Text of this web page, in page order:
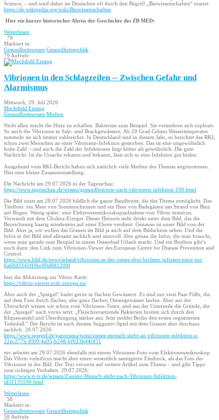
Science, – und wird daher im Deutschen oft durch den Begriff „Biowissenschaften“ ersetzt:
https://de.wikipedia.org/wiki/Biowissenschaften
Hier ein kurzer historischer Abriss der Geschichte des ZB MED:
Weiterlesen
79
Markiert in:
Gesundheitswesen Gesundheitspolitik
79 Aufrufe
Vibrionen in den Schlagzeilen -- Zwischen Gefahr und
Alarmismus
Mittwoch, 29. Juli 2026
Mechthild Eissing
Gesundheitswesen Medien
Nicht allen macht die Hitze zu schaffen. Bakterien zum Beispiel. Sie vermehren sich explosiv.
So auch die Vibrionen in Salz- und Brackgewässern. Ab 20 Grad Celsius Wassertemperatur
tummeln sie sich immer zahlreicher. In Deutschland sind in diesem Jahr, so berichtet das RKI,
schon zwei Menschen an einer Vibrionen-Infektion gestorben. Das ist eine ungewöhnlich
hohe Zahl – und auch die Zahl der Infektionen liegt höher als gewöhnlich. Die gute
Nachricht: Ist die Ursache erkannt und bekannt, lässt sich so eine Infektion gut heilen.
Ausgehend vom RKI-Bericht haben sich natürlich viele Medien des Themas angenommen.
Hier eine kleine Zusammenstellung:
Die Nachricht am 29.07.2026 in der Tagesschau:
https://www.tagesschau.de/wissen/gesundheit/tote-nach-vibrionen-infektion-100.html
Die Bild nutzt am 28.07.2026 bildlich die ganze Bandbreite, die das Thema ermöglicht. Das
Titelfoto: ein Meer von Sonnenschirmen und ein Heer von Badegästen am Strand von Binz
auf Rügen. Wenig später: eine Elektronenmikroskopaufnahme von Vibrio mimicus.
Verwandt mit dem Cholera-Erreger. Dieser Hinweis steht direkt unter dem Bild, das die
Bezeichnung haarig mindestens auf einer Ebene verdient. Genauso ist unser Bild von der
Bild. Aber ja, wir wollen das Grauen im Bild ja auch auf dem Bildschirm sehen. Und die
Infos in der Bild sind allesamt sachlich und sinnvoll. Also genau die Infos, die man braucht,
wenn man gerade zum Beispiel in einem Ostseebad Urlaub macht. Und ein Bonbon gibt’s
noch dazu: den Link zum Vibrionen-Viewer des European Centre for Disease Prevention and
Control.
https://www.bild.de/news/inland/vibrionen-in-der-ostsee-drei-berliner-infiziert-einer-tot-
6a68d3341ff9bc89d881209f
hier die Abkürzung zur Vibrio-Karte:
https://vibrio-viewer.ecdc.europa.eu/
Aber auch der „Spiegel“ badet gerne in flachen Gewässern. Es sind nur zwei Paar Füße, die
auf dem Foto durch flaches, also ganz flaches, Ostseegewässer laufen. Aber aus der
Überschrift wissen wir schon vom Vibrionen-Toten, und aus der Unterzeile die Gründe, die
der „Spiegel“ nach vorne setzt: „Fleischzersetzende Bakterien breiten sich durch den
Klimawandel und Überdüngung stärker aus. Jetzt meldet Berlin den ersten registrierten
Todesfall.“ Der Bericht ist nach diesem Suggestiv-Spiel mit dem Grauen aber durchaus
sachlich. 28.07.2026:
https://www.spiegel.de/panorama/justiz/ostsee-mensch-stirbt-an-vibrionen-infektion-a-
22ec277b-89f9-4a95-b248-bf023b44f451
ntv arbeitet am 29.07.2026 ebenfalls mit einem Vibrionen-Foto vom Elektronenmikroskop.
Das Vibrio vulnificus macht aber einen wesentlich samtigeren Eindruck, als das Foto der
Vibrionen in der Bild. Der Text verweist auf weitere Artikel zum Thema – und gibt Tipps
zum richtigen Verhalten. 29.07.2026:
https://www.n-tv.de/wissen/Zweiter-Mensch-stirbt-nach-Vibrionen-Infektion-
id31135590.html
Weiterlesen
58
Markiert in:
Gesundheitswesen Gesundheitspolitik
58 Aufrufe